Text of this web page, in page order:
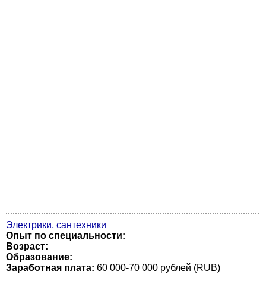
Электрики, сантехники
Опыт по специальности:
Возраст:
Образование:
Заработная плата: 60 000-70 000 рублей (RUB)